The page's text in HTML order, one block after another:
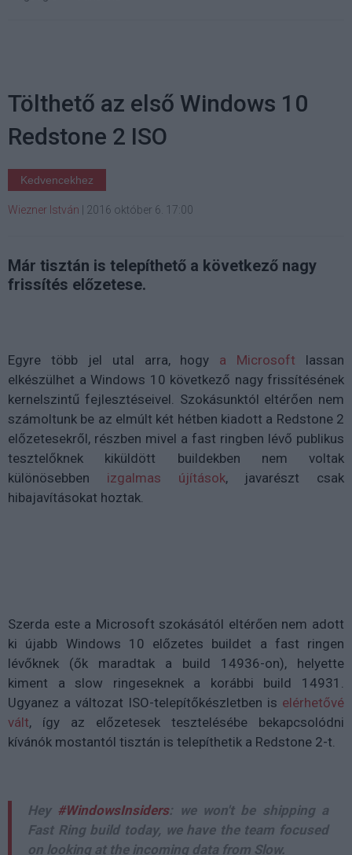
Tölthető az első Windows 10
Redstone 2 ISO
Kedvencekhez
Wiezner István 2016 október 6. 17:00
Már tisztán is telepíthető a következő nagy
frissítés előzetese.
Egyre több jel utal arra, hogy a Microsoft lassan
elkészülhet a Windows 10 következő nagy frissítésének
kernelszintű fejlesztéseivel. Szokásunktól eltérően nem
számoltunk be az elmúlt két hétben kiadott a Redstone 2
előzetesekről, részben mivel a fast ringben lévő publikus
tesztelőknek kiküldött buildekben nem voltak
különösebben izgalmas újítások, javarészt csak
hibajavításokat hoztak.
Szerda este a Microsoft szokásától eltérően nem adott
ki újabb Windows 10 előzetes buildet a fast ringen
lévőknek (ők maradtak a build 14936-on), helyette
kiment a slow ringeseknek a korábbi build 14931.
Ugyanez a változat ISO-telepítőkészletben is elérhetővé
vált, így az előzetesek tesztelésébe bekapcsolódni
kívánók mostantól tisztán is telepíthetik a Redstone 2-t.
Hey #WindowsInsiders: we won't be shipping a
Fast Ring build today, we have the team focused
on looking at the incoming data from Slow.